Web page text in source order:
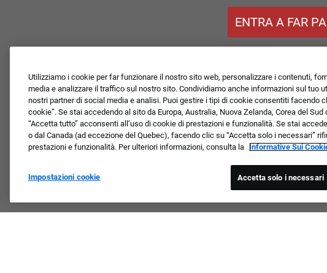
ENTRA A FAR
Utilizziamo i cookie per far funzionare il nostro sito web, personalizzare i contenuti,
media e analizzare il traffico sul nostro sito. Condividiamo anche informazioni sul tuo
nostri partner di social media e analisi. Puoi gestire i tipi di cookie consentiti facendo
cookie”. Se stai accedendo al sito da Europa, Australia, Nuova Zelanda, Corea del
“Accetta tutto” acconsenti all’uso di cookie di prestazioni e funzionalità. Se stai
o dal Canada (ad eccezione del Quebec), facendo clic su “Accetta solo i necessari”
prestazioni e funzionalità. Per ulteriori informazioni, consulta la
Informative Sui
Impostazioni cookie Accetta solo i necessari